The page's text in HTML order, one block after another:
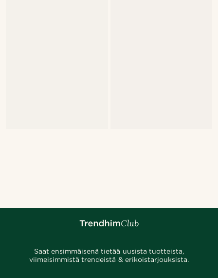
Saat ensimmäisenä tietää uusista tuotteista,
viimeisimmistä trendeistä & erikoistarjouksista.